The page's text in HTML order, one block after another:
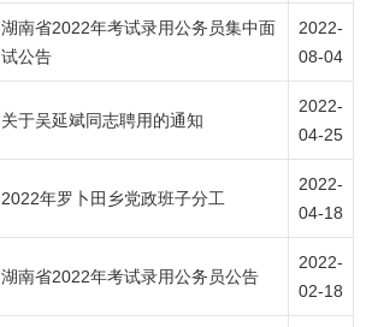
湖南省2022年考试录用公务员集中面
试公告
2022-
08-04
关于吴延斌同志聘用的通知
2022-
04-25
2022年罗卜田乡党政班子分工
2022-
04-18
湖南省2022年考试录用公务员公告
2022-
02-18